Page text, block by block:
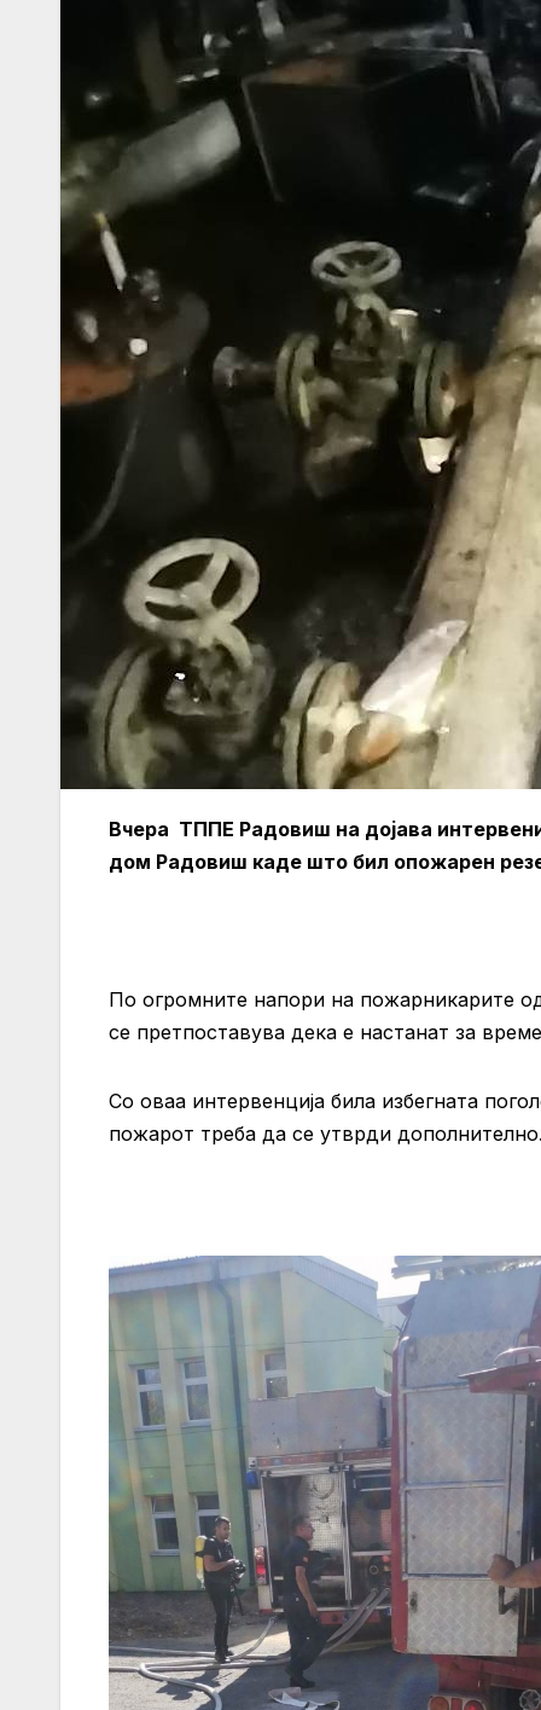
Вчера ТППЕ Радовиш на дојава
дом Радовиш каде што бил опожарен
По огромните напори на пожарникарите
се претпоставува дека е настанат за
Со оваа интервенција била избегната
пожарот треба да се утврди